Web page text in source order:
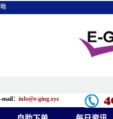
mail： info@e-ging.xyz